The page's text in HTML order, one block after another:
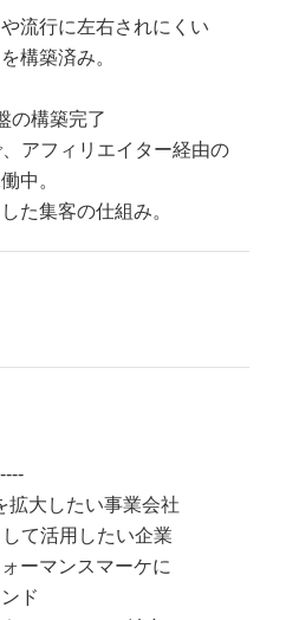
流行に左右されにくい
構築済み。
の構築完了
アフィリエイター経由の
中。
た集客の仕組み。
拡大したい事業会社
て活用したい企業
ーマンスマーケに
ド